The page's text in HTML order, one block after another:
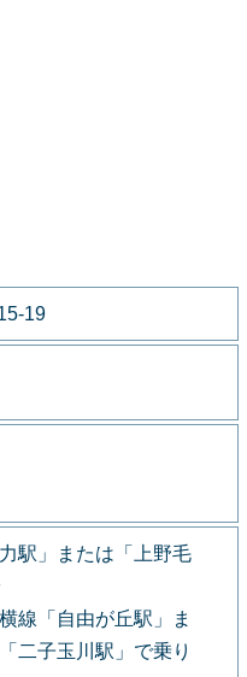
19
駅」または「上野毛
線「自由が丘駅」ま
二子玉川駅」で乗り